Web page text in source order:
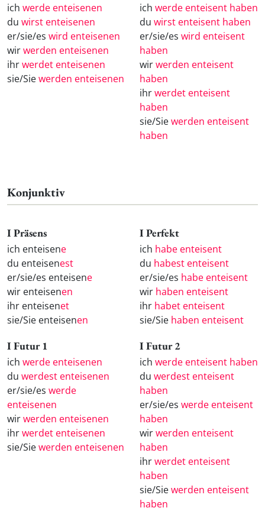
ich werde enteisenen
du wirst enteisenen
er/sie/es wird enteisenen
wirwerden enteisenen
ihrwerdet enteisenen
sie/Siewerden enteisenen
ich werde enteisent haben
du wirst enteisent haben
er/sie/es wird enteisent
haben
wirwerden enteisent
haben
ihrwerdet enteisent
haben
sie/Siewerden enteisent
haben
Konjunktiv
I Präsens
ich enteisene
du enteisenest
er/sie/es enteisene
wir enteisenen
ihr enteisenet
sie/Sie enteisenen
I Perfekt
ich habe enteisent
du habest enteisent
er/sie/es habe enteisent
wir haben enteisent
ihr habet enteisent
sie/Sie haben enteisent
I Futur 1
ich werde enteisenen
du werdest enteisenen
er/sie/es werde
enteisenen
wirwerden enteisenen
ihrwerdet enteisenen
sie/Siewerden enteisenen
I Futur 2
ich werde enteisent haben
du werdest enteisent
haben
er/sie/es werde enteisent
haben
wirwerden enteisent
haben
ihrwerdet enteisent
haben
sie/Siewerden enteisent
haben